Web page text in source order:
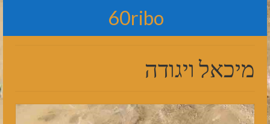
60ribo
מיכאל ויגודה